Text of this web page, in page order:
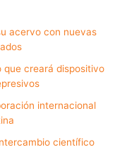
acervo con nuevas
que creará dispositivo
internacional
científico